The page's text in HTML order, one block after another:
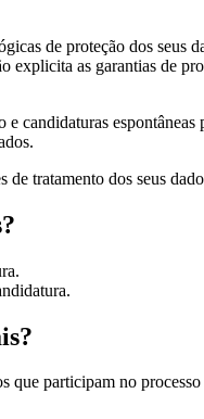
de proteção dos seus
explicita as garantias de
candidaturas
tratamento dos seus
que participam no